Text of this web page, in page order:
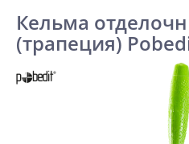
Кельма
(трапеция)